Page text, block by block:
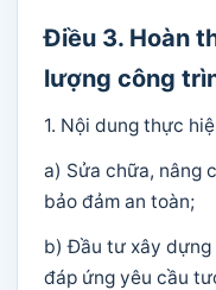
Điều 3. Hoàn
lượng công
1. Nội dung thực
a) Sửa chữa, nâng
bảo đảm an toàn;
b) Đầu tư xây
đáp ứng yêu cầu